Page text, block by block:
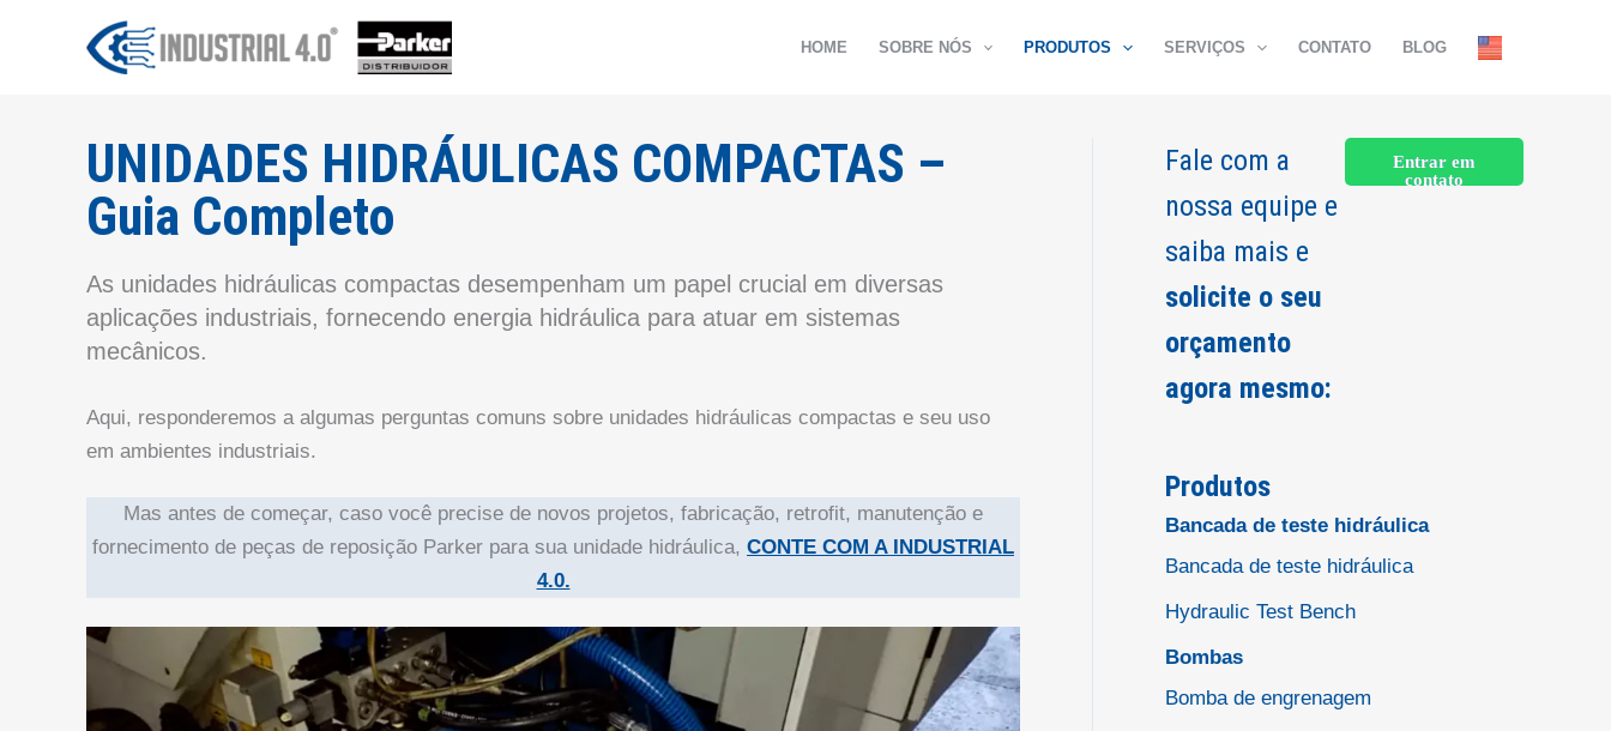
HOME SOBRE NÓS PRODUTOS SERVIÇOS CONTATO BLOG
UNIDADES HIDRÁULICAS COMPACTAS –
Guia Completo
As unidades hidráulicas compactas desempenham um papel crucial em diversas
aplicações industriais, fornecendo energia hidráulica para atuar em sistemas
mecânicos.
Aqui, responderemos a algumas perguntas comuns sobre unidades hidráulicas compactas e seu uso
em ambientes industriais.
Mas antes de começar, caso você precise de novos projetos, fabricação, retrofit, manutenção e
fornecimento de peças de reposição Parker para sua unidade hidráulica, CONTE COM A INDUSTRIAL
4.0.
Fale com a
nossa equipe e
saiba mais e
solicite o seu
orçamento
agora mesmo:
Entrar em
contato
Produtos
Bancada de teste hidráulica
Bancada de teste hidráulica
Hydraulic Test Bench
Bombas
Bomba de engrenagem